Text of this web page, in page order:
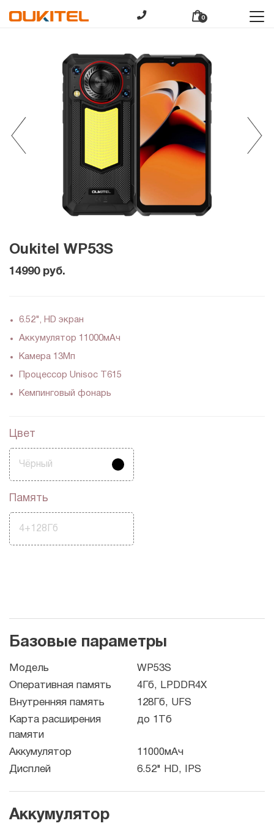
0
Oukitel WP53S
14990руб.
6.52", HD экран
Аккумулятор 11000мАч
Камера 13Мп
Процессор Unisoc T615
Кемпинговый фонарь
Цвет
Чёрный
Память
4+128Гб
Базовые параметры
Модель
WP53S
Оперативная память
4Гб, LPDDR4X
Внутренняя память
128Гб, UFS
Карта расширения
памяти
до 1Тб
Аккумулятор
11000мАч
Дисплей
6.52" HD, IPS
Аккумулятор